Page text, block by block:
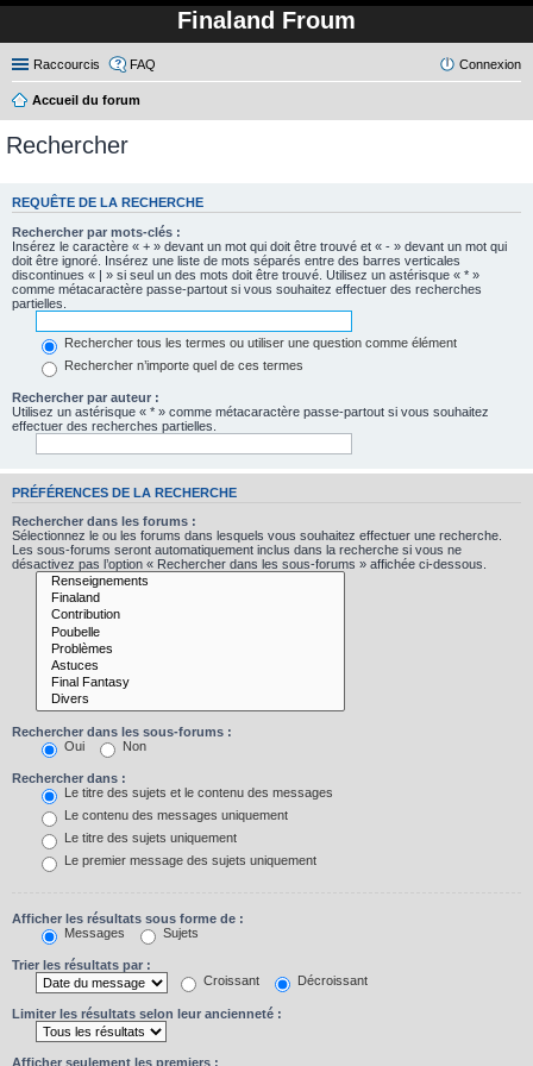
Finaland Froum
Raccourcis FAQ Connexion
Accueil du forum
Rechercher
REQUÊTE DE LA RECHERCHE
Rechercher par mots-clés :
Insérez le caractère « + » devant un mot qui doit être trouvé et « - » devant un mot qui
doit être ignoré. Insérez une liste de mots séparés entre des barres verticales
discontinues « | » si seul un des mots doit être trouvé. Utilisez un astérisque « * »
comme métacaractère passe-partout si vous souhaitez effectuer des recherches
partielles.
Rechercher tous les termes ou utiliser une question comme élément
Rechercher n’importe quel de ces termes
Rechercher par auteur :
Utilisez un astérisque « * » comme métacaractère passe-partout si vous souhaitez
effectuer des recherches partielles.
PRÉFÉRENCES DE LA RECHERCHE
Rechercher dans les forums :
Sélectionnez le ou les forums dans lesquels vous souhaitez effectuer une recherche.
Les sous-forums seront automatiquement inclus dans la recherche si vous ne
désactivez pas l’option « Rechercher dans les sous-forums » affichée ci-dessous.
Rechercher dans les sous-forums :
Oui
Non
Rechercher dans :
Le titre des sujets et le contenu des messages
Le contenu des messages uniquement
Le titre des sujets uniquement
Le premier message des sujets uniquement
Afficher les résultats sous forme de :
Messages
Sujets
Trier les résultats par :
Croissant
Décroissant
Limiter les résultats selon leur ancienneté :
Afficher seulement les premiers :